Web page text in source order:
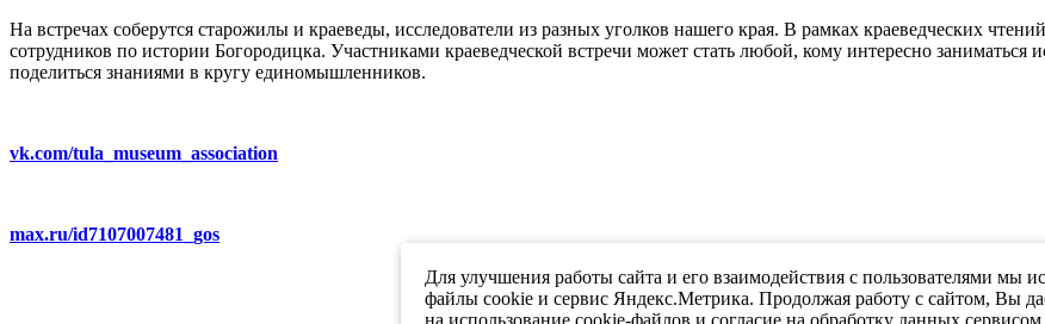
На встречах соберутся старожилы и краеведы, исследователи из разных уголков нашего края. В рамках краеведческих
сотрудников по истории Богородицка. Участниками краеведческой встречи может стать любой, кому интересно
поделиться знаниями в кругу единомышленников.
vk.com/tula_museum_association
max.ru/id7107007481_gos
Для улучшения работы сайта и его взаимодействия с пользователями мы
файлы cookie и сервис Яндекс.Метрика. Продолжая работу с сайтом, Вы
на использование cookie-файлов и согласие на обработку данных сервисом